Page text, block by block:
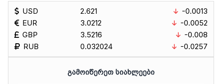
USD
EUR
GBP
RUB
2.621
3.0212
3.5216
0.032024
-0.0013
-0.0052
-0.008
-0.0257
ᲒᲐᲛᲝᲘᲬᲔᲠᲔᲗ ᲡᲘᲐᲮᲚᲔᲔᲑᲘ